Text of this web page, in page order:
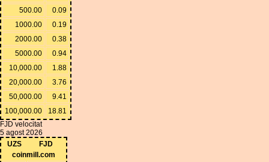
500.00
0.09
1000.00
0.19
2000.00
0.38
5000.00
0.94
10,000.00
1.88
20,000.00
3.76
50,000.00
9.41
100,000.00
18.81
FJD velocitat
5 agost 2026
UZS
FJD
coinmill.com